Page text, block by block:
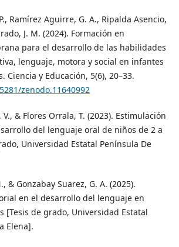
Ramírez Aguirre, G. A., Ripalda Asencio,
J. M. (2024). Formación en
para el desarrollo de las habilidades
lenguaje, motora y social en infantes
Ciencia y Educación, 5(6), 20–33.
zenodo.11640992
V., & Flores Orrala, T. (2023). Estimulación
del lenguaje oral de niños de 2 a
Universidad Estatal Península De
& Gonzabay Suarez, G. A. (2025).
en el desarrollo del lenguaje en
[Tesis de grado, Universidad Estatal
Elena].